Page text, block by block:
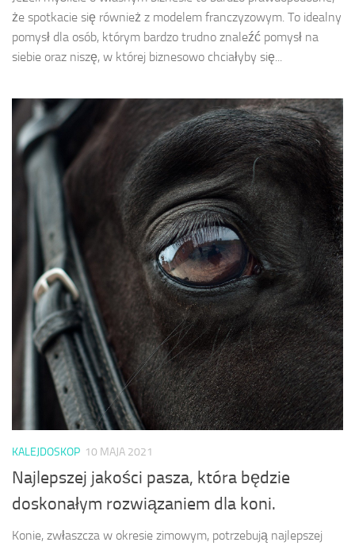
że spotkacie się również z modelem franczyzowym. To idealny
pomysł dla osób, którym bardzo trudno znaleźć pomysł na
siebie oraz niszę, w której biznesowo chciałyby się...
KALEJDOSKOP 10 MAJA 2021
Najlepszej jakości pasza, która będzie
doskonałym rozwiązaniem dla koni.
Konie, zwłaszcza w okresie zimowym, potrzebują najlepszej